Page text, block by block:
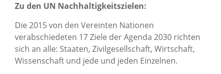
Zu den UN Nachhaltigkeitszielen:
Die 2015 von den Vereinten Nationen
verabschiedeten 17 Ziele der Agenda 2030 richten
sich an alle: Staaten, Zivilgesellschaft, Wirtschaft,
Wissenschaft und jede und jeden Einzelnen.